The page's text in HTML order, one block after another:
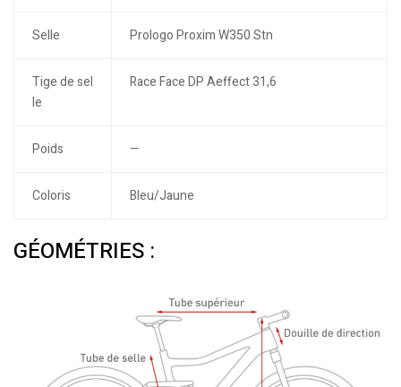
Selle Prologo Proxim W350 Stn
Tige de sel
le
Race Face DP Aeffect 31,6
Poids —
Coloris Bleu/Jaune
GÉOMÉTRIES :